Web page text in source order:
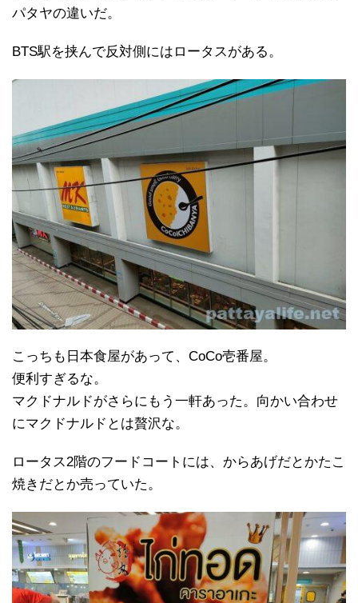
パタヤの違いだ。
BTS駅を挟んで反対側にはロータスがある。
こっちも日本食屋があって、CoCo壱番屋。
便利すぎるな。
マクドナルドがさらにもう一軒あった。向かい合わせ
にマクドナルドとは贅沢な。
ロータス2階のフードコートには、からあげだとかたこ
焼きだとか売っていた。